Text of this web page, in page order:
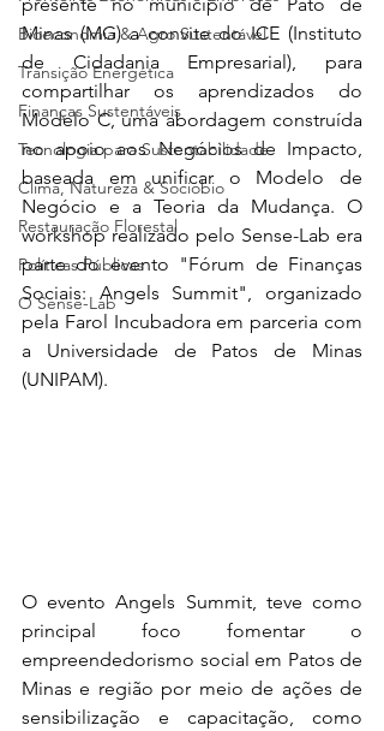
Bioeconomia & Agro Sustentável
Transição Energética
Finanças Sustentáveis
Tecnologia para Sustentabilidade
Clima, Natureza & Sociobio
Restauração Florestal
Políticas Públicas
O Sense-Lab
Minas (MG) a convite do ICE (Instituto
de Cidadania Empresarial), para
compartilhar os aprendizados do
Modelo C, uma abordagem construída
no apoio aos Negócios de Impacto,
baseada em unificar o Modelo de
Negócio e a Teoria da Mudança. O
workshop realizado pelo Sense-Lab era
parte do evento "Fórum de Finanças
Sociais: Angels Summit", organizado
pela Farol Incubadora em parceria com
a Universidade de Patos de Minas
(UNIPAM).
O evento Angels Summit, teve como
principal foco fomentar o
empreendedorismo social em Patos de
Minas e região por meio de ações de
sensibilização e capacitação, como